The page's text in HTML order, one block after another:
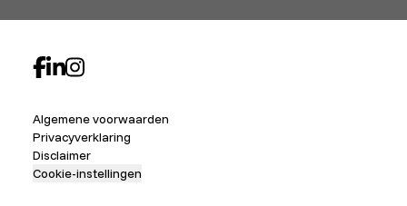
Algemene voorwaarden
Privacyverklaring
Disclaimer
Cookie-instellingen